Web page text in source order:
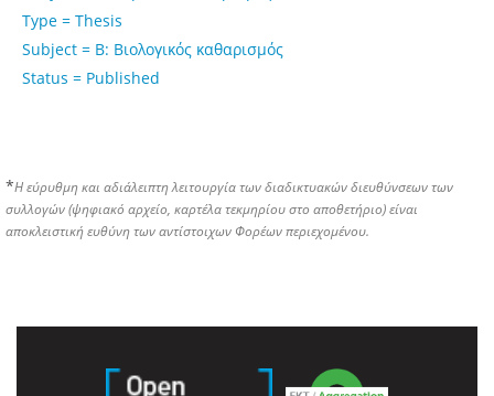
Type = Thesis
Subject = Β: Βιολογικός καθαρισμός
Status = Published
*Η εύρυθμη και αδιάλειπτη λειτουργία των διαδικτυακών διευθύνσεων των
συλλογών (ψηφιακό αρχείο, καρτέλα τεκμηρίου στο αποθετήριο) είναι
αποκλειστική ευθύνη των αντίστοιχων Φορέων περιεχομένου.